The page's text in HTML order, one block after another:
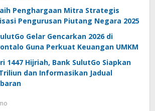
Penghargaan Mitra Strategis
Pengurusan Piutang Negara 2025
Gelar Gencarkan 2026 di
Guna Perkuat Keuangan UMKM
1447 Hijriah, Bank SulutGo Siapkan
dan Informasikan Jadual